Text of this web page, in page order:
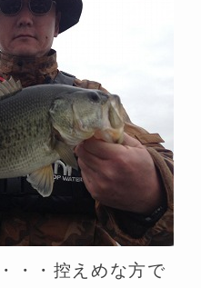
・・控えめな方で